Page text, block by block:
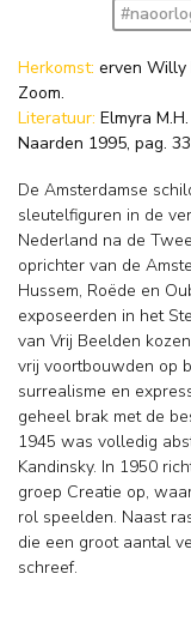
Herkomst: erven Willy
Zoom.
Literatuur: Elmyra
Naarden 1995, pag.
De Amsterdamse
sleutelfiguren in de
Nederland na de
oprichter van de
Hussem, Roëde en
exposeerden in het
van Vrij Beelden
vrij voortbouwden op
surrealisme en
geheel brak met de
1945 was volledig
Kandinsky. In 1950
groep Creatie op, waarin
rol speelden. Naast
die een groot aantal
schreef.